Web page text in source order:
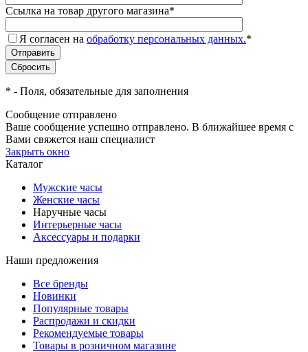
Ссылка на товар другого магазина*
Я согласен на обработку персональных данных.*
* - Поля, обязательные для заполнения
Сообщение отправлено
Ваше сообщение успешно отправлено. В ближайшее время с
Вами свяжется наш специалист
Закрыть окно
Каталог
Мужские часы
Женские часы
Наручные часы
Интерьерные часы
Аксессуары и подарки
Наши предложения
Все бренды
Новинки
Популярные товары
Распродажи и скидки
Рекомендуемые товары
Товары в розничном магазине